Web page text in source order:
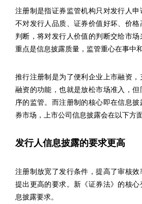
注册制是指证券监管机构只对发行人申
不对发行人品质、证券价值好坏、价格
判断，将对发行人价值的判断交给市
重点是信息披露质量，监管重心在事中和
推行注册制是为了便利企业上市融资
融资的功能，也就是放松市场准入，
序的监管。而注册制的核心即在信息
券市场，上市公司信息披露会在以下方
发行人信息披露的要求更高
注册制放宽了发行条件，提高了审核
提出更高的要求。新《证券法》的核
息披露要求。